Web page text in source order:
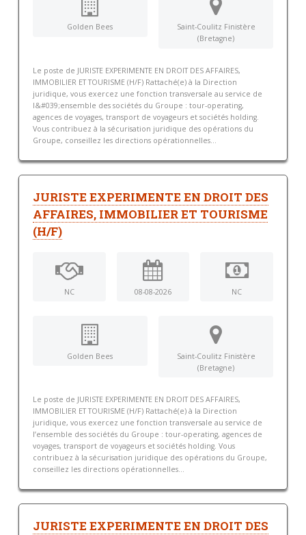
Golden Bees
Saint-Coulitz Finistère
(Bretagne)
Le poste de JURISTE EXPERIMENTE EN DROIT DES AFFAIRES,
IMMOBILIER ET TOURISME (H/F) Rattaché(e) à la Direction
juridique, vous exercez une fonction transversale au service de
l&#039;ensemble des sociétés du Groupe : tour-operating,
agences de voyages, transport de voyageurs et sociétés holding.
Vous contribuez à la sécurisation juridique des opérations du
Groupe, conseillez les directions opérationnelles...
JURISTE EXPERIMENTE EN DROIT DES
AFFAIRES, IMMOBILIER ET TOURISME
(H/F)
NC 08-08-2026 NC
Golden Bees
Saint-Coulitz Finistère
(Bretagne)
Le poste de JURISTE EXPERIMENTE EN DROIT DES AFFAIRES,
IMMOBILIER ET TOURISME (H/F) Rattaché(e) à la Direction
juridique, vous exercez une fonction transversale au service de
l’ensemble des sociétés du Groupe : tour-operating, agences de
voyages, transport de voyageurs et sociétés holding. Vous
contribuez à la sécurisation juridique des opérations du Groupe,
conseillez les directions opérationnelles...
JURISTE EXPERIMENTE EN DROIT DES